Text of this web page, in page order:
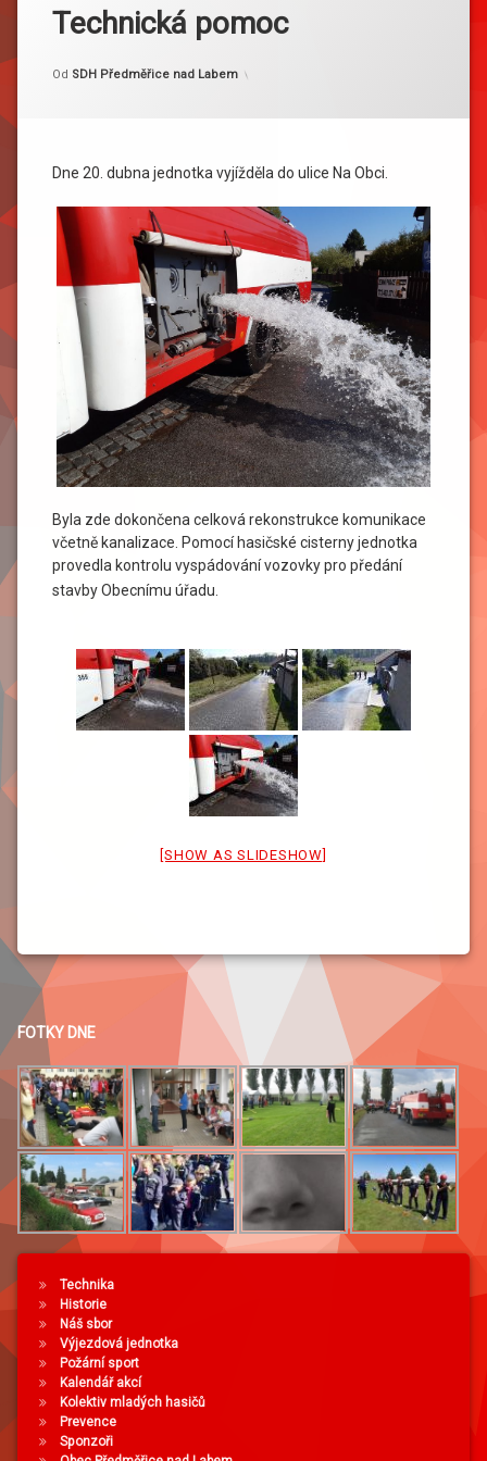
Technická pomoc
Publikováno20. 4. 2020
Aktualizováno 4. 5. 2020
Od SDH Předměřice nad Labem
Dne 20. dubna jednotka vyjížděla do ulice Na Obci.
Byla zde dokončena celková rekonstrukce komunikace
včetně kanalizace. Pomocí hasičské cisterny jednotka
provedla kontrolu vyspádování vozovky pro předání
stavby Obecnímu úřadu.
[SHOW AS SLIDESHOW]
FOTKY DNE
Technika
Historie
Náš sbor
Výjezdová jednotka
Požární sport
Kalendář akcí
Kolektiv mladých hasičů
Prevence
Sponzoři